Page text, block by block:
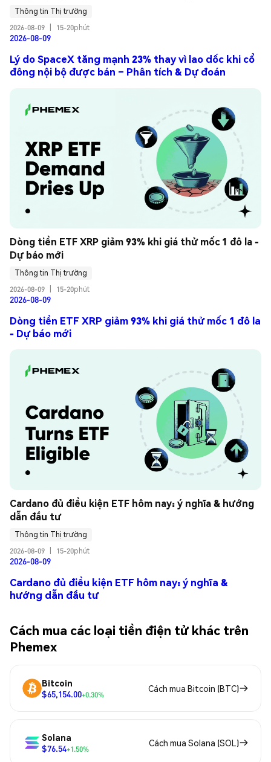
Thông tin Thị trường
2026-08-09
15-20phút
2026-08-09
Lý do SpaceX tăng mạnh 23% thay vì lao dốc khi cổ
đông nội bộ được bán – Phân tích & Dự đoán
Dòng tiền ETF XRP giảm 93% khi giá thử mốc 1 đô la -
Dự báo mới
Thông tin Thị trường
2026-08-09
15-20phút
2026-08-09
Dòng tiền ETF XRP giảm 93% khi giá thử mốc 1 đô la
- Dự báo mới
Cardano đủ điều kiện ETF hôm nay: ý nghĩa & hướng
dẫn đầu tư
Thông tin Thị trường
2026-08-09
15-20phút
2026-08-09
Cardano đủ điều kiện ETF hôm nay: ý nghĩa &
hướng dẫn đầu tư
Cách mua các loại tiền điện tử khác trên
Phemex
Bitcoin
$65,154.00+0.30%
Cách mua Bitcoin (BTC)
Solana
$76.54+1.50%
Cách mua Solana (SOL)